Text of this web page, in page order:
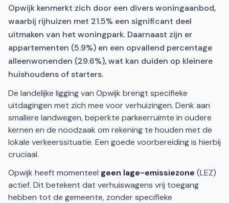
Opwijk kenmerkt zich door een divers woningaanbod,
waarbij rijhuizen met 21.5% een significant deel
uitmaken van het woningpark. Daarnaast zijn er
appartementen (5.9%) en een opvallend percentage
alleenwonenden (29.6%), wat kan duiden op kleinere
huishoudens of starters.
De landelijke ligging van Opwijk brengt specifieke
uitdagingen met zich mee voor verhuizingen. Denk aan
smallere landwegen, beperkte parkeerruimte in oudere
kernen en de noodzaak om rekening te houden met de
lokale verkeerssituatie. Een goede voorbereiding is hierbij
cruciaal.
Opwijk heeft momenteel geen lage-emissiezone (LEZ)
actief. Dit betekent dat verhuiswagens vrij toegang
hebben tot de gemeente, zonder specifieke